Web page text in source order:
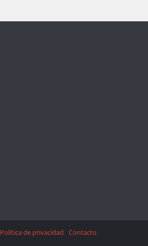
Política de privacidad Contacto